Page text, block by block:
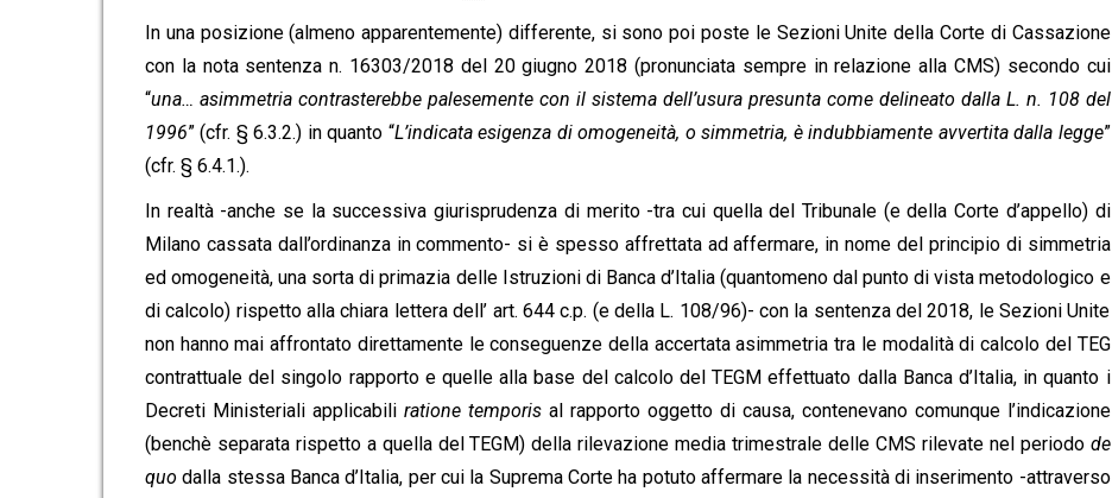
In una posizione (almeno apparentemente) differente, si sono poi poste le Sezioni Unite della Corte di Cassazione
con la nota sentenza n. 16303/2018 del 20 giugno 2018 (pronunciata sempre in relazione alla CMS) secondo cui
“una… asimmetria contrasterebbe palesemente con il sistema dell’usura presunta come delineato dalla L. n. 108 del
1996” (cfr. § 6.3.2.) in quanto “L’indicata esigenza di omogeneità, o simmetria, è indubbiamente avvertita dalla legge”
(cfr. § 6.4.1.).
In realtà -anche se la successiva giurisprudenza di merito -tra cui quella del Tribunale (e della Corte d’appello) di
Milano cassata dall’ordinanza in commento- si è spesso affrettata ad affermare, in nome del principio di simmetria
ed omogeneità, una sorta di primazia delle Istruzioni di Banca d’Italia (quantomeno dal punto di vista metodologico e
di calcolo) rispetto alla chiara lettera dell’ art. 644 c.p. (e della L. 108/96)- con la sentenza del 2018, le Sezioni Unite
non hanno mai affrontato direttamente le conseguenze della accertata asimmetria tra le modalità di calcolo del TEG
contrattuale del singolo rapporto e quelle alla base del calcolo del TEGM effettuato dalla Banca d’Italia, in quanto i
Decreti Ministeriali applicabili ratione temporisal rapporto oggetto di causa, contenevano comunque l’indicazione
(benchè separata rispetto a quella del TEGM) della rilevazione media trimestrale delle CMS rilevate nel periodo de
quo dalla stessa Banca d’Italia, per cui la Suprema Corte ha potuto affermare la necessità di inserimento -attraverso